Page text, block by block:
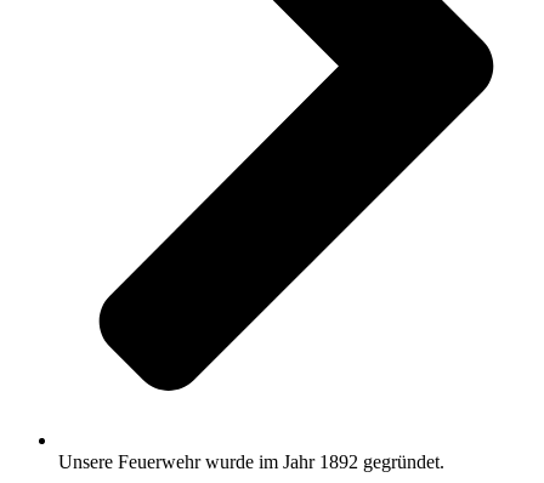
Unsere Feuerwehr wurde im Jahr 1892 gegründet.